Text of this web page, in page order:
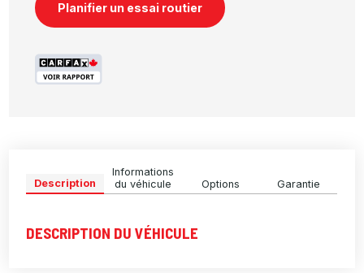
Planifier un essai routier
Description
Informations
du véhicule
Options Garantie
DESCRIPTION DU VÉHICULE